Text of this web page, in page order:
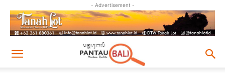
- Advertisement -